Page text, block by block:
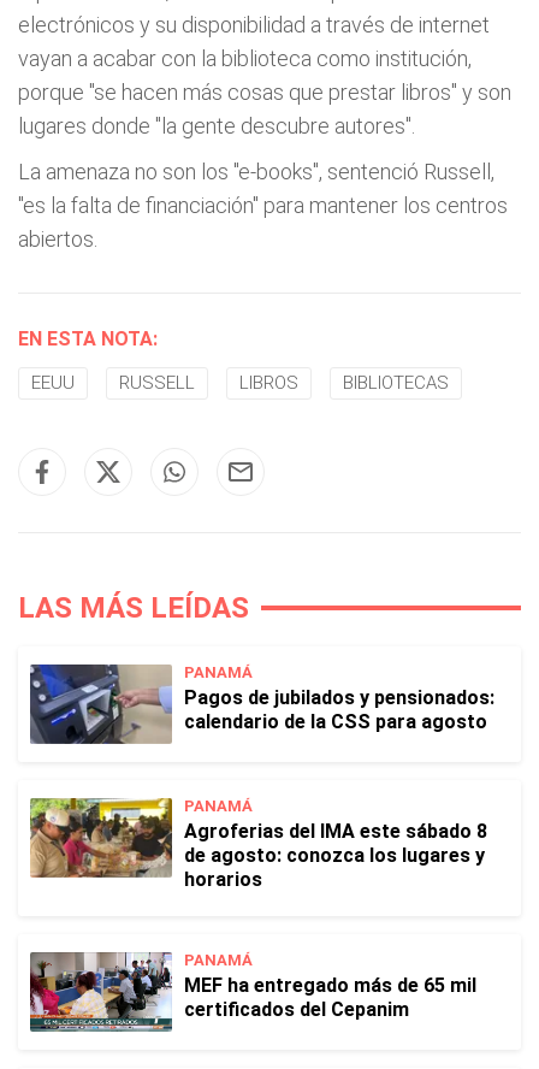
electrónicos y su disponibilidad a través de internet
vayan a acabar con la biblioteca como institución,
porque "se hacen más cosas que prestar libros" y son
lugares donde "la gente descubre autores".
La amenaza no son los "e-books", sentenció Russell,
"es la falta de financiación" para mantener los centros
abiertos.
EN ESTA NOTA:
EEUU RUSSELL LIBROS BIBLIOTECAS
LAS MÁS LEÍDAS
PANAMÁ
Pagos de jubilados y pensionados:
calendario de la CSS para agosto
PANAMÁ
Agroferias del IMA este sábado 8
de agosto: conozca los lugares y
horarios
PANAMÁ
MEF ha entregado más de 65 mil
certificados del Cepanim